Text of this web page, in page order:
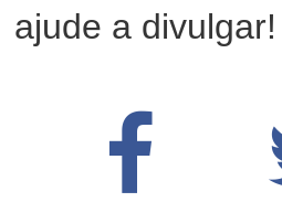
ajude a divulgar!